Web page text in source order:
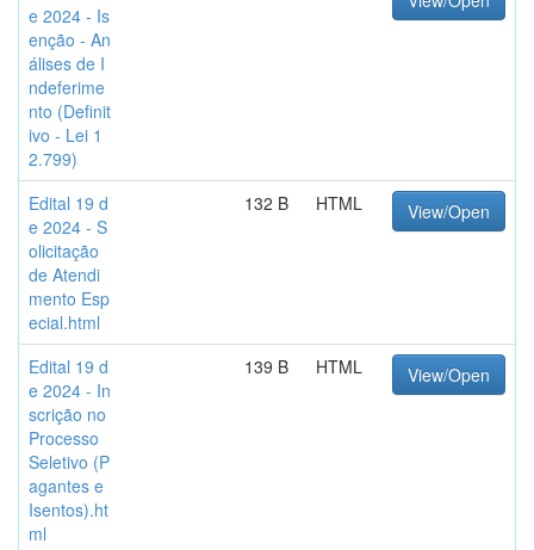
e 2024 - Is
enção - An
álises de I
ndeferime
nto (Definit
ivo - Lei 1
2.799)
Edital 19 d
e 2024 - S
olicitação
de Atendi
mento Esp
ecial.html
132 B HTML View/Open
Edital 19 d
e 2024 - In
scrição no
Processo
Seletivo (P
agantes e
Isentos).ht
ml
139 B HTML View/Open